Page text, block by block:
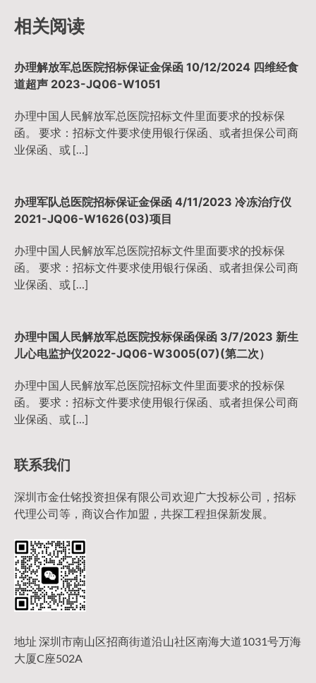
航
相关阅读
办理解放军总医院招标保证金保函 10/12/2024 四维经食
道超声 2023-JQ06-W1051
办理中国人民解放军总医院招标文件里面要求的投标保
函。 要求：招标文件要求使用银行保函、或者担保公司商
业保函、或 […]
办理军队总医院招标保证金保函 4/11/2023 冷冻治疗仪
2021-JQ06-W1626(03)项目
办理中国人民解放军总医院招标文件里面要求的投标保
函。 要求：招标文件要求使用银行保函、或者担保公司商
业保函、或 […]
办理中国人民解放军总医院投标保函保函 3/7/2023 新生
儿心电监护仪2022-JQ06-W3005(07)(第二次）
办理中国人民解放军总医院招标文件里面要求的投标保
函。 要求：招标文件要求使用银行保函、或者担保公司商
业保函、或 […]
联系我们
深圳市金仕铭投资担保有限公司欢迎广大投标公司，招标
代理公司等，商议合作加盟，共探工程担保新发展。
地址 深圳市南山区招商街道沿山社区南海大道1031号万海
大厦C座502A